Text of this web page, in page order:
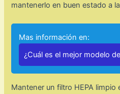
mantenerlo en buen estado a
Mas información en:
¿Cuál es el mejor modelo
Mantener un filtro HEPA